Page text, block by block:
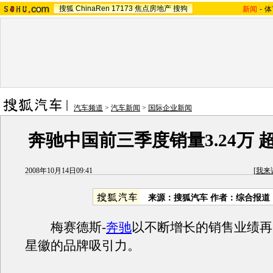
搜狐 ChinaRen 17173 焦点房地产 搜狗 新闻 -
汽车频道 > 汽车新闻 > 国际企业新闻
奔驰中国前三季度销量3.24万
2008年10月14日09:41 [我来
来源：搜狐汽车 作者：综合报道
梅赛德斯-奔驰以不断增长的销售业绩
星徽的品牌吸引力。